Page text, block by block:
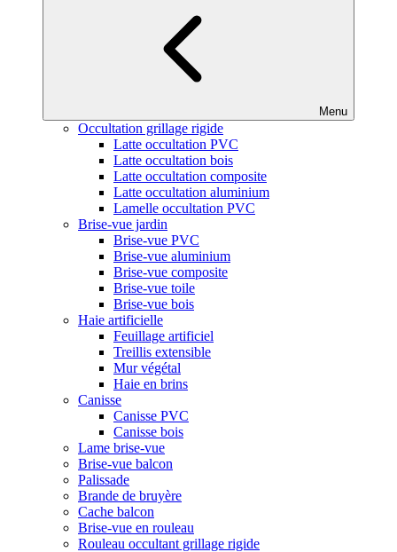
Menu
Occultation grillage rigide
Latte occultation PVC
Latte occultation bois
Latte occultation composite
Latte occultation aluminium
Lamelle occultation PVC
Brise-vue jardin
Brise-vue PVC
Brise-vue aluminium
Brise-vue composite
Brise-vue toile
Brise-vue bois
Haie artificielle
Feuillage artificiel
Treillis extensible
Mur végétal
Haie en brins
Canisse
Canisse PVC
Canisse bois
Lame brise-vue
Brise-vue balcon
Palissade
Brande de bruyère
Cache balcon
Brise-vue en rouleau
Rouleau occultant grillage rigide